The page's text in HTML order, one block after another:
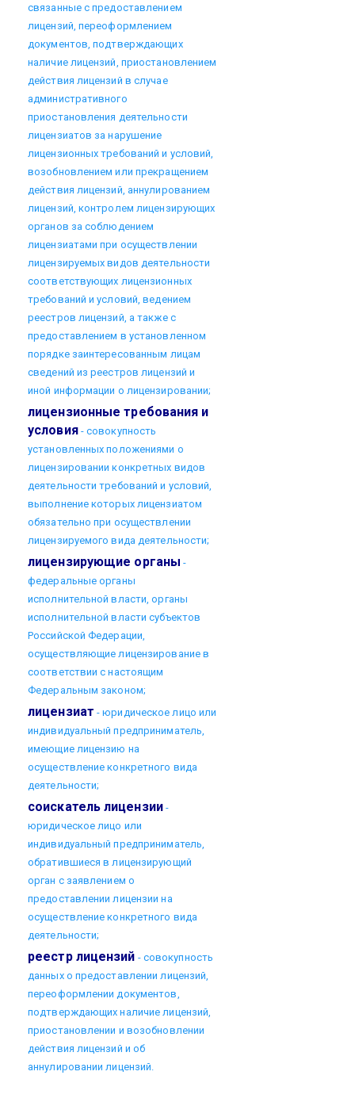
связанные с предоставлением
лицензий, переоформлением
документов, подтверждающих
наличие лицензий, приостановлением
действия лицензий в случае
административного
приостановления деятельности
лицензиатов за нарушение
лицензионных требований и условий,
возобновлением или прекращением
действия лицензий, аннулированием
лицензий, контролем лицензирующих
органов за соблюдением
лицензиатами при осуществлении
лицензируемых видов деятельности
соответствующих лицензионных
требований и условий, ведением
реестров лицензий, а также с
предоставлением в установленном
порядке заинтересованным лицам
сведений из реестров лицензий и
иной информации о лицензировании;
лицензионные требования и
условия- совокупность
установленных положениями о
лицензировании конкретных видов
деятельности требований и условий,
выполнение которых лицензиатом
обязательно при осуществлении
лицензируемого вида деятельности;
лицензирующие органы -
федеральные органы
исполнительной власти, органы
исполнительной власти субъектов
Российской Федерации,
осуществляющие лицензирование в
соответствии с настоящим
Федеральным законом;
лицензиат - юридическое лицо или
индивидуальный предприниматель,
имеющие лицензию на
осуществление конкретного вида
деятельности;
соискатель лицензии-
юридическое лицо или
индивидуальный предприниматель,
обратившиеся в лицензирующий
орган с заявлением о
предоставлении лицензии на
осуществление конкретного вида
деятельности;
реестр лицензий - совокупность
данных о предоставлении лицензий,
переоформлении документов,
подтверждающих наличие лицензий,
приостановлении и возобновлении
действия лицензий и об
аннулировании лицензий.